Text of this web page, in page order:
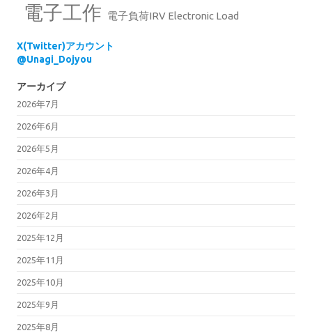
電子工作 電子負荷IRV Electronic Load
X(Twitter)アカウント
@Unagi_Dojyou
アーカイブ
2026年7月
2026年6月
2026年5月
2026年4月
2026年3月
2026年2月
2025年12月
2025年11月
2025年10月
2025年9月
2025年8月